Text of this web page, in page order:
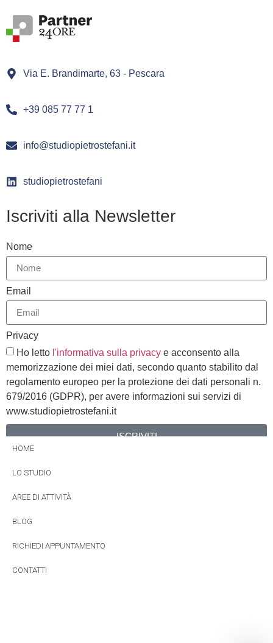
Via E. Brandimarte, 63 - Pescara
+39 085 77 77 1
info@studiopietrostefani.it
studiopietrostefani
Iscriviti alla Newsletter
Nome
Email
Privacy
Ho letto l'informativa sulla privacy e acconsento alla
memorizzazione dei miei dati, secondo quanto stabilito dal
regolamento europeo per la protezione dei dati personali n.
679/2016 (GDPR), per avere informazioni sui servizi di
www.studiopietrostefani.it
ISCRIVITI
HOME
LO STUDIO
AREE DI ATTIVITÀ
BLOG
RICHIEDI APPUNTAMENTO
CONTATTI